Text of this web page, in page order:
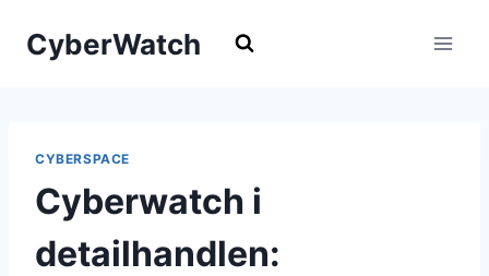
CyberWatch
CYBERSPACE
Cyberwatch i
detailhandlen: